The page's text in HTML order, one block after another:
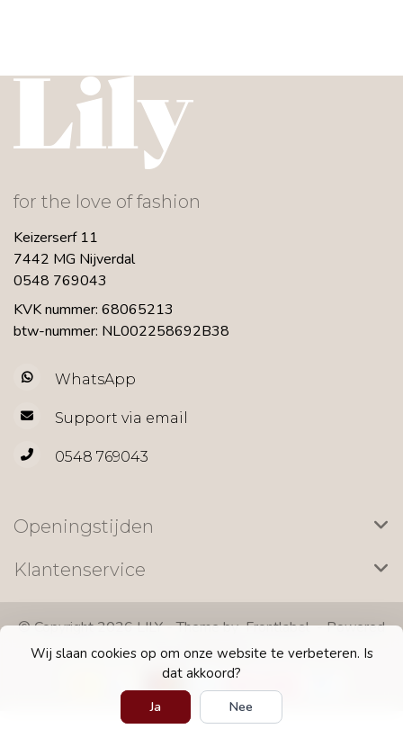
Wij slaan cookies op om onze website te verbeteren. Is
dat akkoord?
Ja
Nee
for the love of fashion
Keizerserf 11
7442 MG Nijverdal
0548 769043
KVK nummer: 68065213
btw-nummer: NL002258692B38
WhatsApp
Support via email
0548 769043
Openingstijden
Klantenservice
© Copyright 2026 LILY - Theme byFrontlabel- Powered
byLightspeed